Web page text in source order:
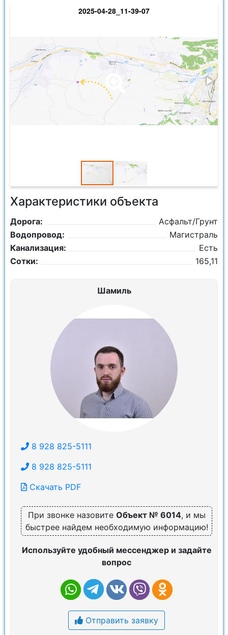
2025-04-28_11-39-07
Характеристики объекта
Дорога:
Асфальт/Грунт
Водопровод:
Магистраль
Канализация:
Есть
Сотки:
165,11
Шамиль
8 928 825-5111
8 928 825-5111
Скачать PDF
При звонке назовите Объект № 6014, и мы
быстрее найдем необходимую информацию!
Используйте удобный мессенджер и задайте
вопрос
Отправить заявку